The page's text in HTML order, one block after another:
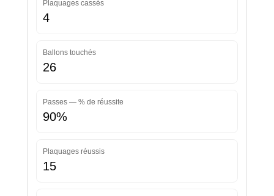
Plaquages cassés
4
Ballons touchés
26
Passes — % de réussite
90%
Plaquages réussis
15